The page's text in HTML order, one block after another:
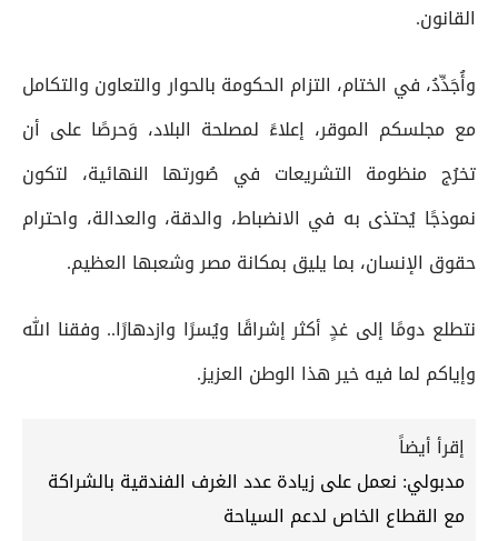
القانون.
وأُجَدِّدُ، في الختام، التزام الحكومة بالحوار والتعاون والتكامل
مع مجلسكم الموقر، إعلاءً لمصلحة البلاد، وَحرصًا على أن
تخرُج منظومة التشريعات في صُورتها النهائية، لتكون
نموذجًا يُحتذى به في الانضباط، والدقة، والعدالة، واحترام
حقوق الإنسان، بما يليق بمكانة مصر وشعبها العظيم.
نتطلع دومًا إلى غدٍ أكثر إشراقًا ويُسرًا وازدهارًا.. وفقنا الله
وإياكم لما فيه خير هذا الوطن العزيز.
إقرأ أيضاً
مدبولي: نعمل على زيادة عدد الغرف الفندقية بالشراكة
مع القطاع الخاص لدعم السياحة